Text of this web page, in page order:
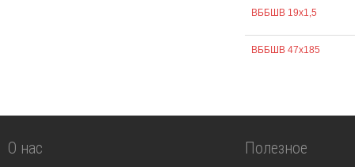
ВББШВ 19х1,5
ВББШВ 47х185
О нас Полезное